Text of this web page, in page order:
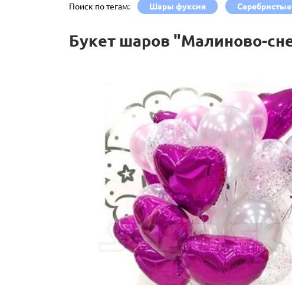
Поиск по тегам: Шары фуксия
Букет шаров "Малиново-